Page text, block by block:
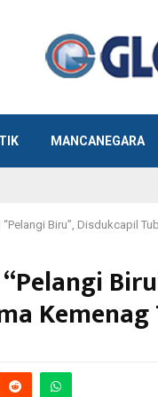
MANCANEGARA
Biru”, Disdukcapil